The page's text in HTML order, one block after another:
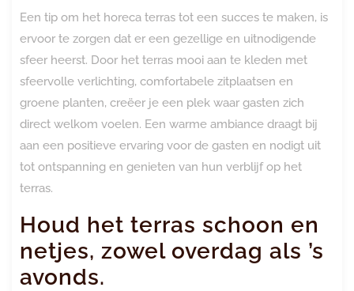
Een tip om het horeca terras tot een succes te maken, is
ervoor te zorgen dat er een gezellige en uitnodigende
sfeer heerst. Door het terras mooi aan te kleden met
sfeervolle verlichting, comfortabele zitplaatsen en
groene planten, creëer je een plek waar gasten zich
direct welkom voelen. Een warme ambiance draagt bij
aan een positieve ervaring voor de gasten en nodigt uit
tot ontspanning en genieten van hun verblijf op het
terras.
Houd het terras schoon en
netjes, zowel overdag als ’s
avonds.